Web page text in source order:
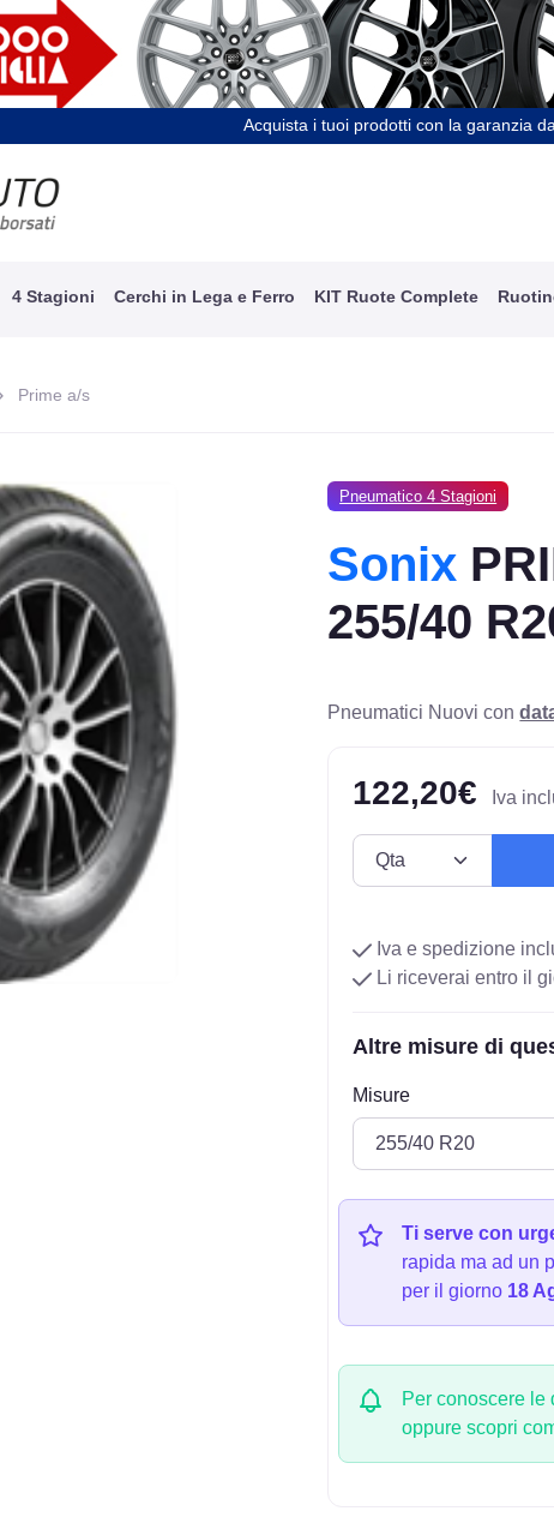
Acquista i tuoi prodotti con la garanzia
4 Stagioni Cerchi in Lega e Ferro KIT Ruote Complete
Prime a/s
Pneumatico 4 Stagioni
Sonix
255/40
Pneumatici Nuovi con
122,20€ Iva
Iva e spedizione
Li riceverai entro il
Altre misure di
Misure
Ti serve con
rapida ma ad un
per il giorno 18
Per conoscere le
oppure scopri